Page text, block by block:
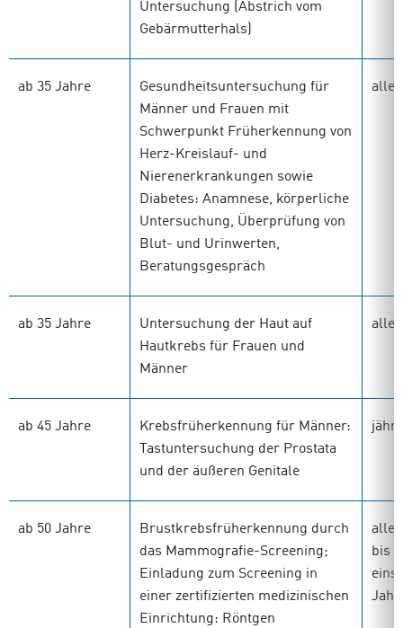
Untersuchung (Abstrich vom
Gebärmutterhals)
ab 35 Jahre
Gesundheitsuntersuchung für
Männer und Frauen mit
Schwerpunkt Früherkennung von
Herz-Kreislauf- und
Nierenerkrankungen sowie
Diabetes: Anamnese, körperliche
Untersuchung, Überprüfung von
Blut- und Urinwerten,
Beratungsgespräch
alle
ab 35 Jahre
Untersuchung der Haut auf
Hautkrebs für Frauen und
Männer
alle
ab 45 Jahre
Krebsfrüherkennung für Männer:
Tastuntersuchung der Prostata
und der äußeren Genitale
ab 50 Jahre
Brustkrebsfrüherkennung durch
das Mammografie-Screening;
Einladung zum Screening in
einer zertifizierten medizinischen
Einrichtung: Röntgen
alle
bis